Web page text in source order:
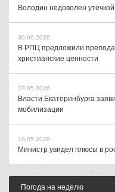
Володин недоволен
30.06.2026
В РПЦ предложили
христианские ценности
19.05.2026
Власти Екатеринбурга
мобилизации
18.05.2026
Министр увидел плюсы в
Погода на неделю